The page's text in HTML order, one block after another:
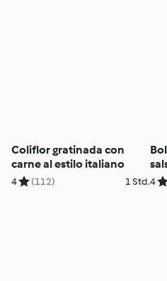
Coliflor gratinada con
carne al estilo italiano
4 (112) 1 Std.4